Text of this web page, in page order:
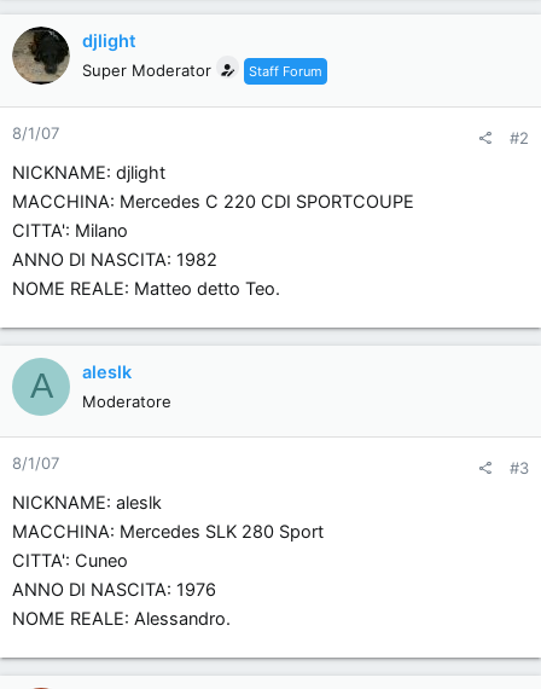
djlight
Super Moderator Staff Forum
8/1/07 #2
NICKNAME: djlight
MACCHINA: Mercedes C 220 CDI SPORTCOUPE
CITTA': Milano
ANNO DI NASCITA: 1982
NOME REALE: Matteo detto Teo.
A aleslk
Moderatore
8/1/07 #3
NICKNAME: aleslk
MACCHINA: Mercedes SLK 280 Sport
CITTA': Cuneo
ANNO DI NASCITA: 1976
NOME REALE: Alessandro.